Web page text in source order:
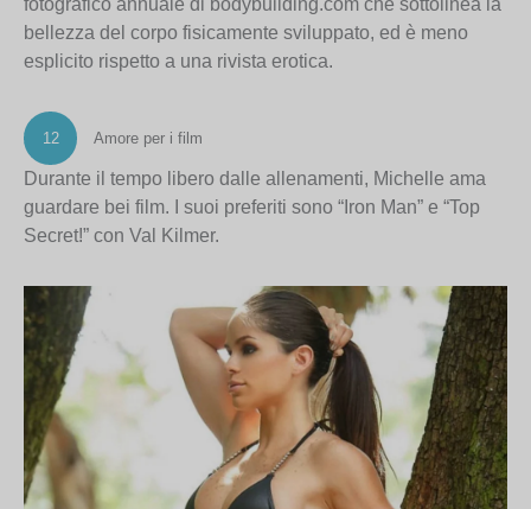
bellezza del corpo fisicamente sviluppato, ed è meno
esplicito rispetto a una rivista erotica.
12 Amore per i film
Durante il tempo libero dalle allenamenti, Michelle ama
guardare bei film. I suoi preferiti sono “Iron Man” e “Top
Secret!” con Val Kilmer.